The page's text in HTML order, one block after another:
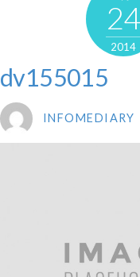
24
2014
dv155015
INFOMEDIARY